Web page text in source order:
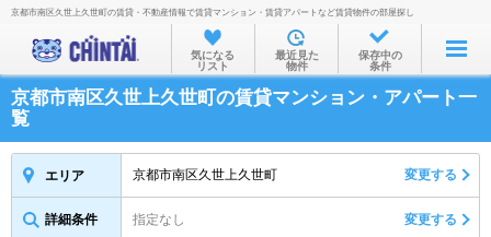
お部屋を探す
沿線・駅から
住所から
家賃相場から
京都市南区久世上久世町の賃貸・不動産情報で賃貸マンション・賃貸アパートなど賃貸物件の部屋探し
気になる
リスト
最近見た
物件
保存中の
条件
京都市南区久世上久世町の賃貸マンション・アパート一
覧
エリア 京都市南区久世上久世町 変更する
詳細条件 指定なし 変更する